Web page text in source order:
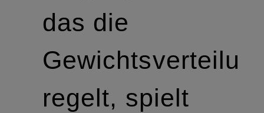
das die
regelt, spielt